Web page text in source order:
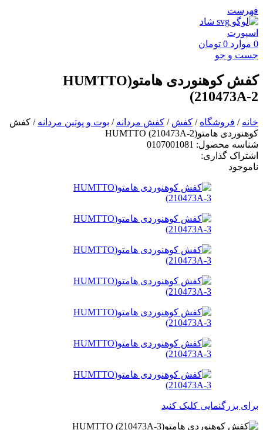
فهرست
0 موارد 0 تومان
جست و جو
کفش کوهنوردی هامتو(HUMTTO
(210473A-2
خانه / فروشگاه / کفش / کفش مردانه / بوت و پوتین مردانه / کفش
کوهنوردی هامتو(HUMTTO (210473A-2
شناسه محصول: 0107001081
اشتراک گذاری:
ناموجود
برای بزرگنمایی کلیک کنید